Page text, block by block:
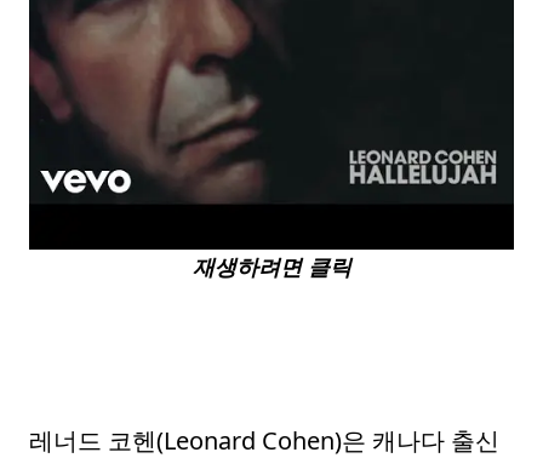
재생하려면 클릭
레너드 코헨(Leonard Cohen)은 캐나다 출신